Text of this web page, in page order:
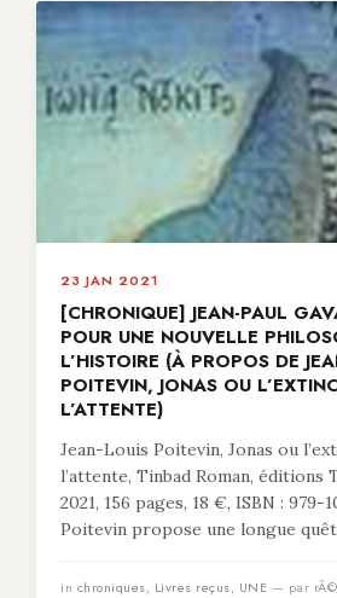
23 JAN 2021
[CHRONIQUE] JEAN-PAUL
POUR UNE NOUVELLE
L’HISTOIRE (À PROPOS DE
POITEVIN, JONAS OU
L’ATTENTE)
Jean-Louis Poitevin, Jonas ou
l’attente, Tinbad Roman, éditions
2021, 156 pages, 18 €, ISBN : 979-
Poitevin propose une longue
in chroniques, Livres reçus, UNE — par